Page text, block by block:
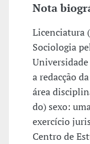
Nota
Licenciatura
Sociologia
a redacção
área
do) sexo:
exercício
Centro de